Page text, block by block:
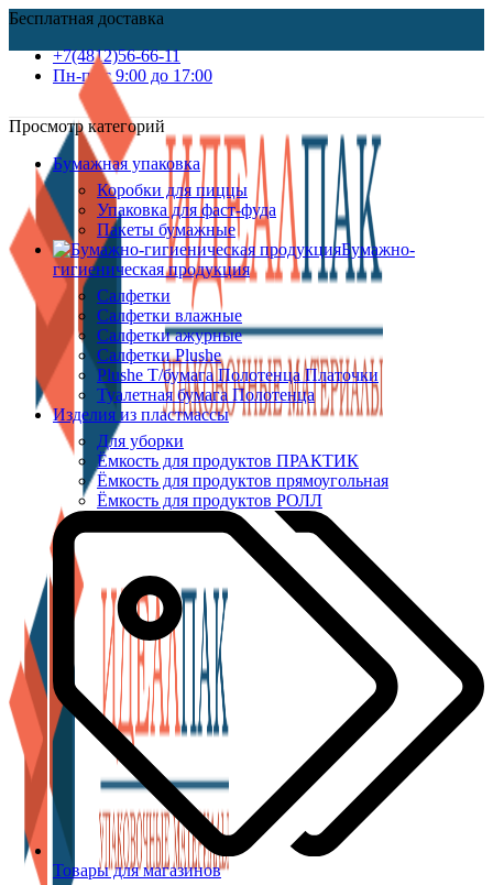
Бесплатная доставка
+7(4812)56-66-11
Пн-пт c 9:00 до 17:00
Просмотр категорий
Бумажная упаковка
Коробки для пиццы
Упаковка для фаст-фуда
Пакеты бумажные
Бумажно-
гигиеническая продукция
Салфетки
Салфетки влажные
Салфетки ажурные
Салфетки Plushe
Plushe Т/бумага Полотенца Платочки
Туалетная бумага Полотенца
Изделия из пластмассы
Для уборки
Ёмкость для продуктов ПРАКТИК
Ёмкость для продуктов прямоугольная
Ёмкость для продуктов РОЛЛ
Товары для магазинов